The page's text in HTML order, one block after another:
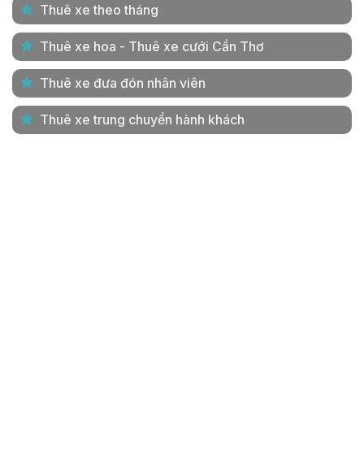
Thuê xe theo tháng
Thuê xe hoa - Thuê xe cưới Cần Thơ
Thuê xe đưa đón nhân viên
Thuê xe trung chuyển hành khách